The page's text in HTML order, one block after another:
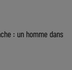
: un homme dans